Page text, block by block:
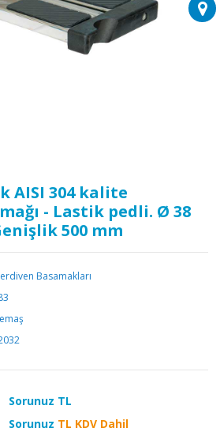
AISI 304 kalite
- Lastik pedli. Ø 38
500 mm
Basamakları
Sorunuz TL
Sorunuz TL KDV Dahil